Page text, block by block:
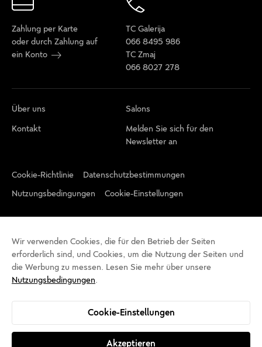
Wir verwenden Cookies, die für den Betrieb der Seiten
erforderlich sind, und Cookies, um die Nutzung der Seiten und
die Werbung zu messen. Lesen Sie mehr über unsere
Nutzungsbedingungen.
Cookie-Einstellungen
Akzeptieren
Zahlung per Karte
oder durch Zahlung auf
ein Konto
TC Galerija
066 8495 986
TC Zmaj
066 8027 278
Über uns
Salons
Kontakt
Melden Sie sich für den
Newsletter an
Cookie-Richtlinie
Datenschutzbestimmungen
Nutzungsbedingungen
Cookie-Einstellungen